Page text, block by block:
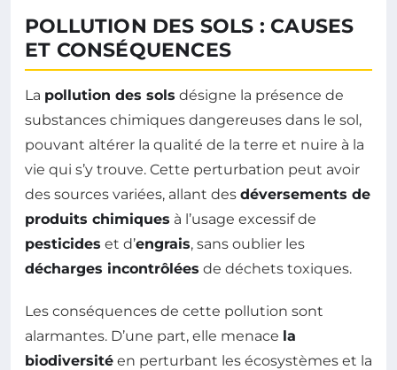
POLLUTION DES SOLS : CAUSES
ET CONSÉQUENCES
La pollution des sols désigne la présence de
substances chimiques dangereuses dans le sol,
pouvant altérer la qualité de la terre et nuire à la
vie qui s’y trouve. Cette perturbation peut avoir
des sources variées, allant des déversements de
produits chimiques à l’usage excessif de
pesticides et d’engrais, sans oublier les
décharges incontrôlées de déchets toxiques.
Les conséquences de cette pollution sont
alarmantes. D’une part, elle menace la
biodiversité en perturbant les écosystèmes et la